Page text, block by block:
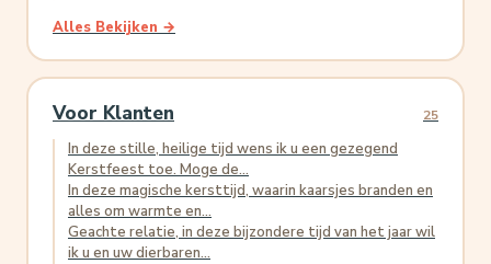
Alles Bekijken →
Voor Klanten 25
In deze stille, heilige tijd wens ik u een gezegend
Kerstfeest toe. Moge de...
In deze magische kersttijd, waarin kaarsjes branden en
alles om warmte en...
Geachte relatie, in deze bijzondere tijd van het jaar wil
ik u en uw dierbaren...